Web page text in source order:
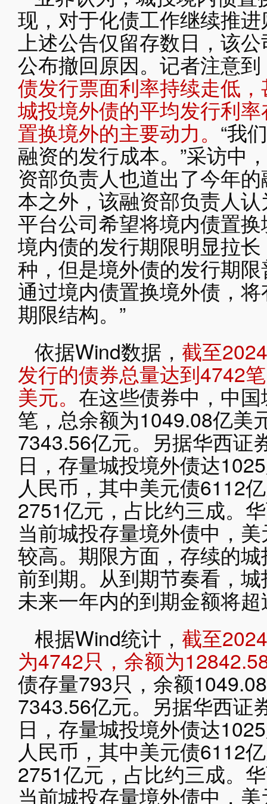
现，对于化债工作继续推
上述公告仅留存数日，该
公布撤回原因。记者注意到
债发行票面利率持续走低
城投境外债的平均发行利
置换境外的主要动力。 “我
融资的发行成本。”采访中
资部负责人也道出了今年
本之外，该融资部负责人
平台公司希望将境内债置
境内债的发行期限明显拉
种，但是境外债的发行期
通过境内债置换境外债，
期限结构。”
依据Wind数据， 截至
发行的债券总量达到4742
美元。 在这些债券中，中
笔，总余额为1049.08亿美
7343.56亿元。另据华西证
日，存量城投境外债达
人民币，其中美元债6112
2751亿元，占比约三成。
当前城投存量境外债中，
较高。期限方面，存续的
前到期。从到期节奏看，
未来一年内的到期金额将
根据Wind统计， 截至
为4742只，余额为
债存量793只，余额
7343.56亿元。另据华西证
日，存量城投境外债达
人民币，其中美元债6112
2751亿元，占比约三成。
当前城投存量境外债中，